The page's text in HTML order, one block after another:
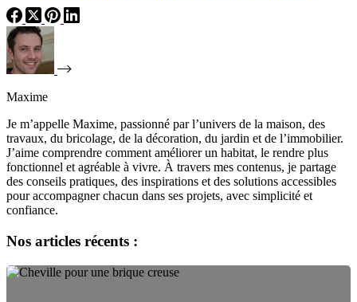
Maxime
Je m’appelle Maxime, passionné par l’univers de la maison, des
travaux, du bricolage, de la décoration, du jardin et de l’immobilier.
J’aime comprendre comment améliorer un habitat, le rendre plus
fonctionnel et agréable à vivre. À travers mes contenus, je partage
des conseils pratiques, des inspirations et des solutions accessibles
pour accompagner chacun dans ses projets, avec simplicité et
confiance.
Nos articles récents :